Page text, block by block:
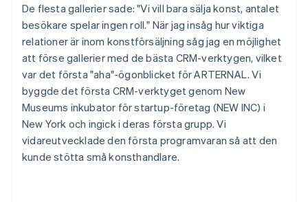
De flesta gallerier sade: "Vi vill bara sälja konst, antalet
besökare spelar ingen roll." När jag insåg hur viktiga
relationer är inom konstförsäljning såg jag en möjlighet
att förse gallerier med de bästa CRM-verktygen, vilket
var det första "aha"-ögonblicket för ARTERNAL. Vi
byggde det första CRM-verktyget genom New
Museums inkubator för startup-företag (NEW INC) i
New York och ingick i deras första grupp. Vi
vidareutvecklade den första programvaran så att den
kunde stötta små konsthandlare.